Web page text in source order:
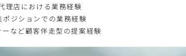
理店における業務経験
ポジションでの業務経験
ーなど顧客伴走型の提案経験